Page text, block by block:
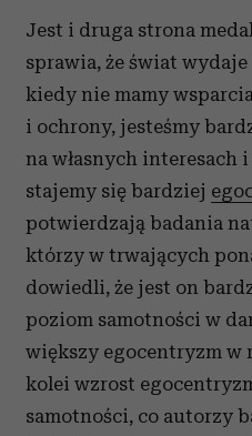
Jest i druga strona
sprawia, że świat
kiedy nie mamy
i ochrony, jesteśmy
na własnych interesach
stajemy się bardziej
potwierdzają badania
którzy w trwających
dowiedli, że jest on
poziom samotności w
większy egocentryzm w
kolei wzrost
samotności, co autorzy